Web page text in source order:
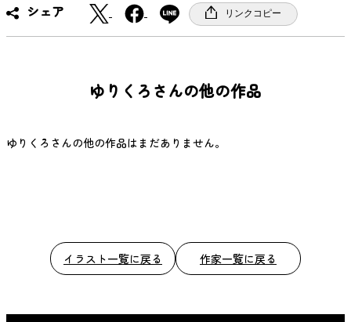
シェア
a
c
o
k
リンクコピー
ゆりくろさんの他の作品
ゆりくろさんの他の作品はまだありません。
イラスト一覧に戻る 作家一覧に戻る